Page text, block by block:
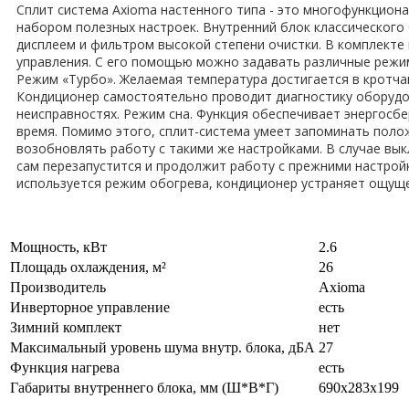
Сплит система Axioma настенного типа - это
набором полезных настроек. Внутренний блок
дисплеем и фильтром высокой степени очистки. В
управления. С его помощью можно задавать различные
Режим «Турбо». Желаемая температура достигается в
Кондиционер самостоятельно проводит диагностику
неисправностях. Режим сна. Функция обеспечивает
время. Помимо этого, сплит-система умеет запоминать
возобновлять работу с такими же настройками. В случае
сам перезапустится и продолжит работу с прежними
используется режим обогрева, кондиционер устраняет
Мощность, кВт
2.6
Площадь охлаждения, м²
26
Производитель
Axioma
Инверторное управление
есть
Зимний комплект
нет
Максимальный уровень шума внутр. блока, дБА 27
Функция нагрева
есть
Габариты внутреннего блока, мм (Ш*В*Г)
690x283x199